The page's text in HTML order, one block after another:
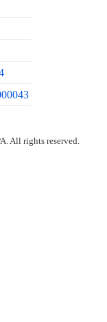
All rights reserved.